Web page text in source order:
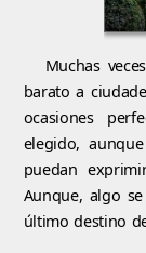
Muchas
barato a
ocasiones
elegido,
puedan
Aunque, algo
último destino